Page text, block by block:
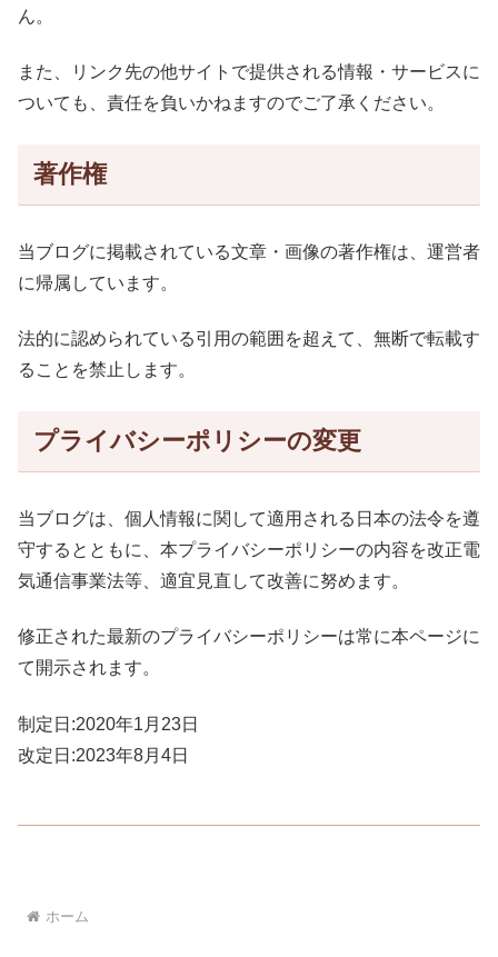
ん。
また、リンク先の他サイトで提供される情報・サービスに
ついても、責任を負いかねますのでご了承ください。
著作権
当ブログに掲載されている文章・画像の著作権は、運営者
に帰属しています。
法的に認められている引用の範囲を超えて、無断で転載す
ることを禁止します。
プライバシーポリシーの変更
当ブログは、個人情報に関して適用される日本の法令を遵
守するとともに、本プライバシーポリシーの内容を改正電
気通信事業法等、 適宜見直して改善に努めます。
修正された最新のプライバシーポリシーは常に本ページに
て開示されます。
制定日:2020年1月23日
改定日:2023年8月4日
ホーム